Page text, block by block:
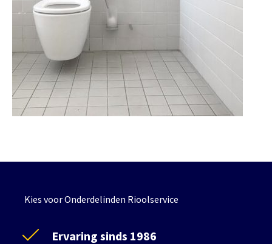
Kies voor Onderdelinden Rioolservice
Ervaring sinds 1986